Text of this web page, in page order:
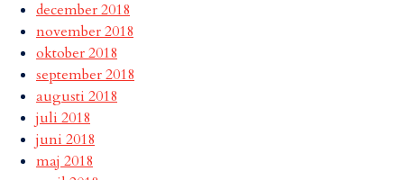
december 2018
november 2018
oktober 2018
september 2018
augusti 2018
juli 2018
juni 2018
maj 2018